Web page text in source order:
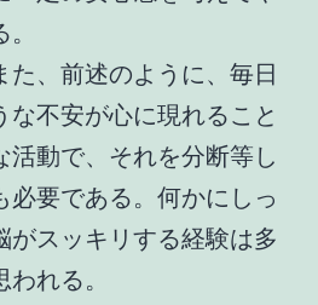
、前述のように、毎日
な不安が心に現れること
活動で、それを分断等し
必要である。何かにしっ
がスッキリする経験は多
れる。